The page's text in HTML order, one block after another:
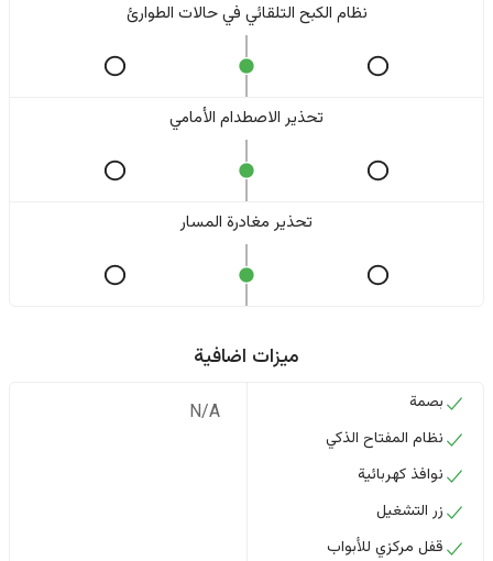
نظام الكبح التلقائي في حالات الطوارئ
تحذير الاصطدام الأمامي
تحذير مغادرة المسار
ميزات اضافية
بصمة
نظام المفتاح الذكي
نوافذ كهربائية
زر التشغيل
قفل مركزي للأبواب
N/A